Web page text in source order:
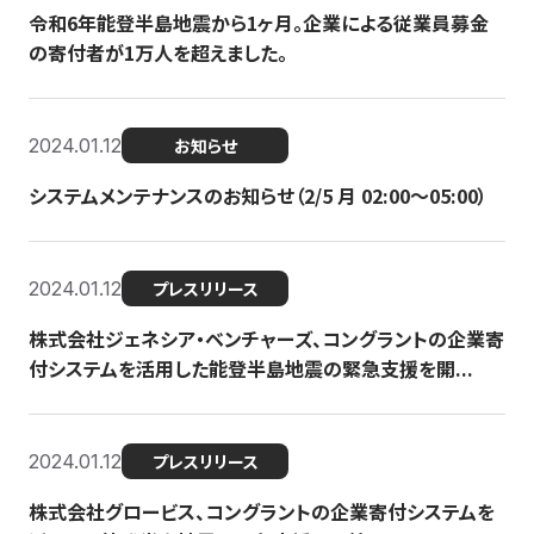
令和6年能登半島地震から1ヶ月。企業による従業員募金
の寄付者が1万人を超えました。
2024.01.12 お知らせ
システムメンテナンスのお知らせ（2/5 月 02:00〜05:00）
2024.01.12 プレスリリース
株式会社ジェネシア・ベンチャーズ、コングラントの企業寄
付システムを活用した能登半島地震の緊急支援を開...
2024.01.12 プレスリリース
株式会社グロービス、コングラントの企業寄付システムを